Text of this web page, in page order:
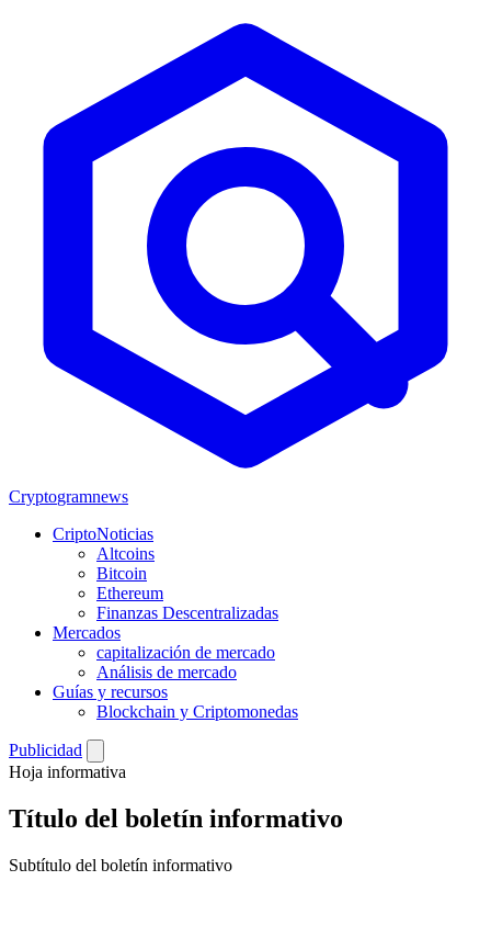
Cryptogramnews
CriptoNoticias
Altcoins
Bitcoin
Ethereum
Finanzas Descentralizadas
Mercados
capitalización de mercado
Análisis de mercado
Guías y recursos
Blockchain y Criptomonedas
Publicidad
Hoja informativa
Título del boletín informativo
Subtítulo del boletín informativo